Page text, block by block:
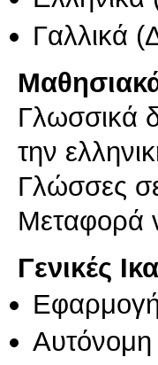
Γαλλικά
Γλωσσικά
την
Γλώσσες
Γενικές
Αυτόνομη